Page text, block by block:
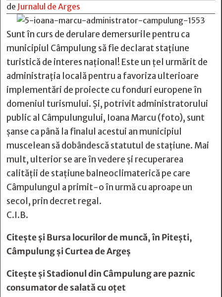
de Jurnalul de Arges
Sunt în curs de derulare demersurile pentru ca
municipiul Câmpulung să fie declarat stațiune
turistică de interes național! Este un țel urmărit de
administrația locală pentru a favoriza ulterioare
implementări de proiecte cu fonduri europene în
domeniul turismului. Și, potrivit administratorului
public al Câmpulungului, Ioana Marcu (foto), sunt
șanse ca până la finalul acestui an municipiul
muscelean să dobândescă statutul de stațiune. Mai
mult, ulterior se are în vedere și recuperarea
calității de stațiune balneoclimaterică pe care
Câmpulungul a primit-o în urmă cu aproape un
secol, prin decret regal.
C.I.B.
Citește șiBursa locurilor de muncă, în Pitești,
Câmpulung și Curtea de Argeș
Citește șiStadionul din Câmpulung are paznic
consumator de salată cu oțet